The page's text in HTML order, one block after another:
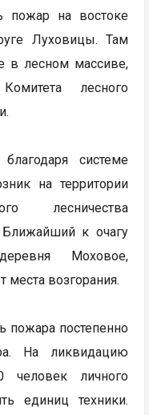
пожар на востоке
Луховицы. Там
в лесном массиве,
лесного
системе
на территории
лесничества
к очагу
Моховое,
места возгорания.
пожара постепенно
На ликвидацию
человек личного
единиц техники.